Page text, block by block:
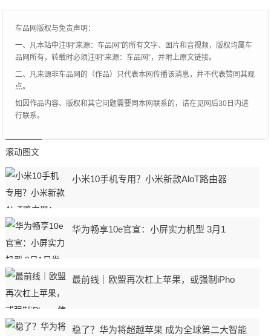
车品网版权与免责声明：
一、凡本站中注明“来源：车品网”的所有文字、图片和音视频，版权均属车
品网所有，转载时必须注明“来源：车品网”，并附上原文链接。
二、凡来源非车品网的（作品）只代表本网传播该消息，并不代表赞同其观
点。
如因作品内容、版权和其它问题需要同本网联系的，请在见网后30日内进
行联系。
滚动图文
小米10手机专用？小米新款AloT路由器
华为畅享10e官宣：小屏实力机型 3月1
最前线｜欧盟再次杠上苹果，或强制iPho
稳了？华为将超越苹果 成为全球第二大智能